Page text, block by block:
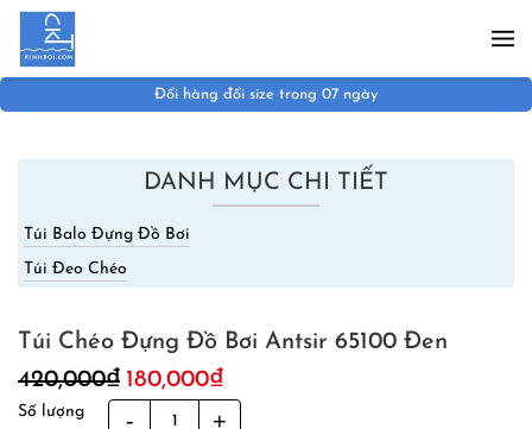
Skip to main content
Đổi hàng đổi size trong 07 ngày
DANH MỤC CHI TIẾT
Túi Balo Đựng Đồ Bơi
Túi Đeo Chéo
Túi Chéo Đựng Đồ Bơi Antsir 65100 Đen
420,000₫ Giá
gốc
180,000₫Giá
hiện
Số lượng